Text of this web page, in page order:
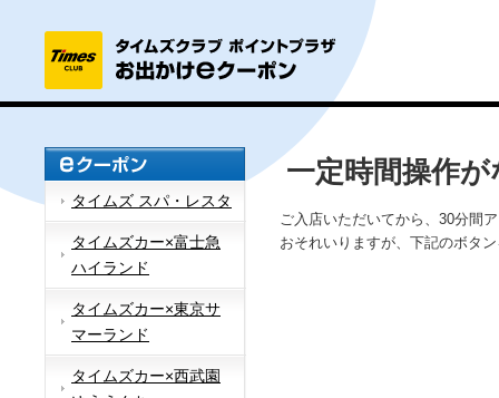
タイムズ スパ・レスタ
タイムズカー×富士急
ハイランド
タイムズカー×東京サ
マーランド
タイムズカー×西武園
一定時間操作
ご入店いただいてから、30分間
おそれいりますが、下記のボタ